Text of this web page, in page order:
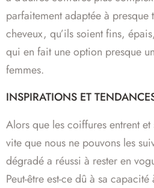
parfaitement adaptée à presque
cheveux, qu’ils soient fins,
qui en fait une option presque
femmes.
INSPIRATIONS ET
Alors que les coiffures entrent
vite que nous ne pouvons les
dégradé a réussi à rester en
Peut-être est-ce dû à sa